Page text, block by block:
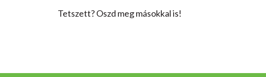
Tetszett? Oszd meg másokkal is!